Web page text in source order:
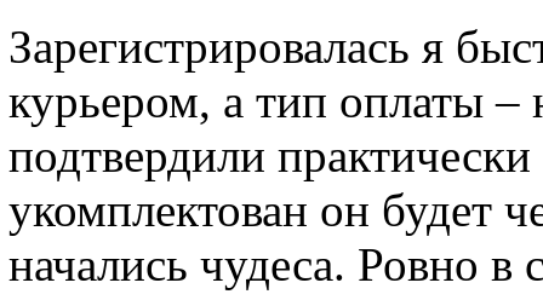
Зарегистрировалась я
курьером, а тип оплаты
подтвердили практически
укомплектован он будет
начались чудеса. Ровно в